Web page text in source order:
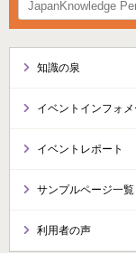
知識の泉
イベントインフォ
イベントレポート
サンプルページ一覧
利用者の声